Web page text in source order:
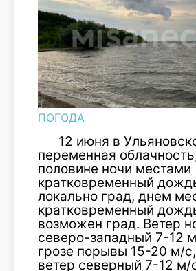
ПОГОДА
12 июня в
переменная
половине ночи местами
кратковременный
локально град, днем
кратковременный
возможен град. Ветер
северо-западный 7-12
грозе порывы 15-20 м/
ветер северный 7-12 м/